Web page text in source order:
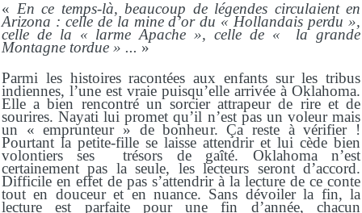
« En ce temps-là, beaucoup de légendes circulaient en
Arizona : celle de la mine d’or du « Hollandais perdu »,
celle de la « larme Apache », celle de « la grande
Montagne tordue » ... »
Parmi les histoires racontées aux enfants sur les tribus
indiennes, l’une est vraie puisqu’elle arrivée à Oklahoma.
Elle a bien rencontré un sorcier attrapeur de rire et de
sourires. Nayati lui promet qu’il n’est pas un voleur mais
un « emprunteur » de bonheur. Ça reste à vérifier !
Pourtant la petite-fille se laisse attendrir et lui cède bien
volontiers ses trésors de gaîté. Oklahoma n’est
certainement pas la seule, les lecteurs seront d’accord.
Difficile en effet de pas s’attendrir à la lecture de ce conte
tout en douceur et en nuance. Sans dévoiler la fin, la
lecture est parfaite pour une fin d’année, chacun